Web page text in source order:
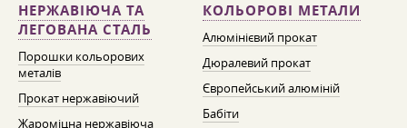
НЕРЖАВІЮЧА ТА
ЛЕГОВАНА СТАЛЬ
Порошки кольорових
металів
Прокат нержавіючий
Жароміцна нержавіюча
КОЛЬОРОВІ МЕТАЛИ
Алюмінієвий прокат
Дюралевий прокат
Європейський алюміній
Бабіти